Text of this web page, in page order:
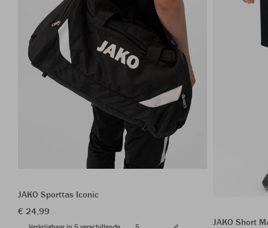
JAKO Sporttas Iconic
€ 24,99
JAKO Short